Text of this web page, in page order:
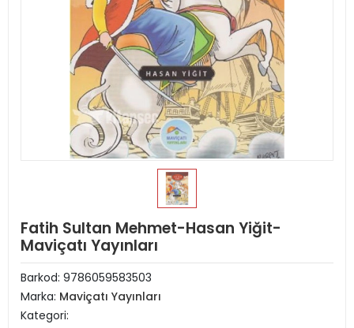
Fatih Sultan Mehmet-Hasan Yiğit-
Maviçatı Yayınları
Barkod: 9786059583503
Marka: Maviçatı Yayınları
Kategori: